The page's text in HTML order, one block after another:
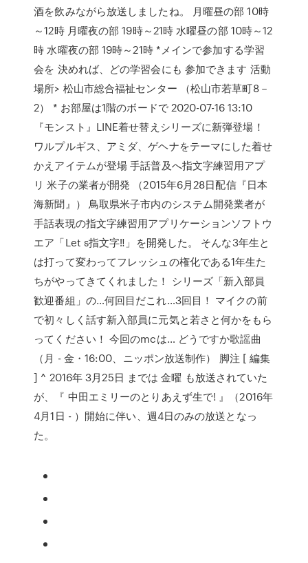
酒を飲みながら放送しましたね。 月曜昼の部 10時
～12時 月曜夜の部 19時～21時 水曜昼の部 10時～12
時 水曜夜の部 19時～21時 *メインで参加する学習
会を 決めれば、どの学習会にも 参加できます 活動
場所> 松山市総合福祉センター （松山市若草町8－
2） * お部屋は1階のボードで 2020-07-16 13:10
『モンスト』LINE着せ替えシリーズに新弾登場！
ワルプルギス、アミダ、ゲヘナをテーマにした着せ
かえアイテムが登場 手話普及へ指文字練習用アプ
リ 米子の業者が開発 （2015年6月28日配信『日本
海新聞』） 鳥取県米子市内のシステム開発業者が
手話表現の指文字練習用アプリケーションソフトウ
エア「Let s指文字‼」を開発した。 そんな3年生と
は打って変わってフレッシュの権化である1年生た
ちがやってきてくれました！ シリーズ「新入部員
歓迎番組」の…何回目だこれ…3回目！ マイクの前
で初々しく話す新入部員に元気と若さと何かをもら
ってください！ 今回のmcは… どうですか歌謡曲
（月 - 金・16:00、ニッポン放送制作） 脚注 [ 編集
] ^ 2016年 3月25日 までは 金曜 も放送されていた
が、『 中田エミリーのとりあえず生で! 』（2016年
4月1日 - ）開始に伴い、週4日のみの放送となっ
た。